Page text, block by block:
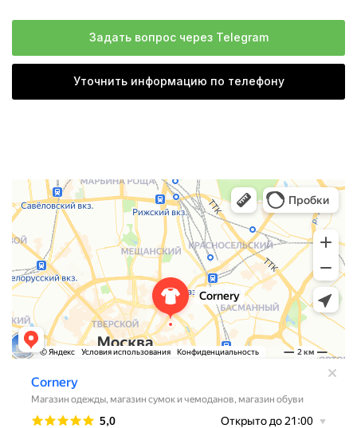
Задать вопрос через Telegram
Уточнить информацию по телефону